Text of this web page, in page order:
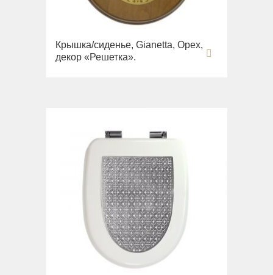
Крышка/сиденье, Gianetta, Орех,
декор «Решетка».